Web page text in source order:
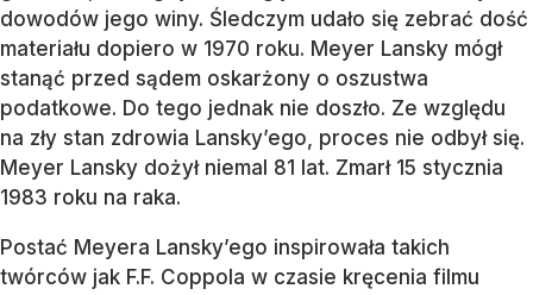
dowodów jego winy. Śledczym udało się zebrać dość
materiału dopiero w 1970 roku. Meyer Lansky mógł
stanąć przed sądem oskarżony o oszustwa
podatkowe. Do tego jednak nie doszło. Ze względu
na zły stan zdrowia Lansky’ego, proces nie odbył się.
Meyer Lansky dożył niemal 81 lat. Zmarł 15 stycznia
1983 roku na raka.
Postać Meyera Lansky’ego inspirowała takich
twórców jak F.F. Coppola w czasie kręcenia filmu